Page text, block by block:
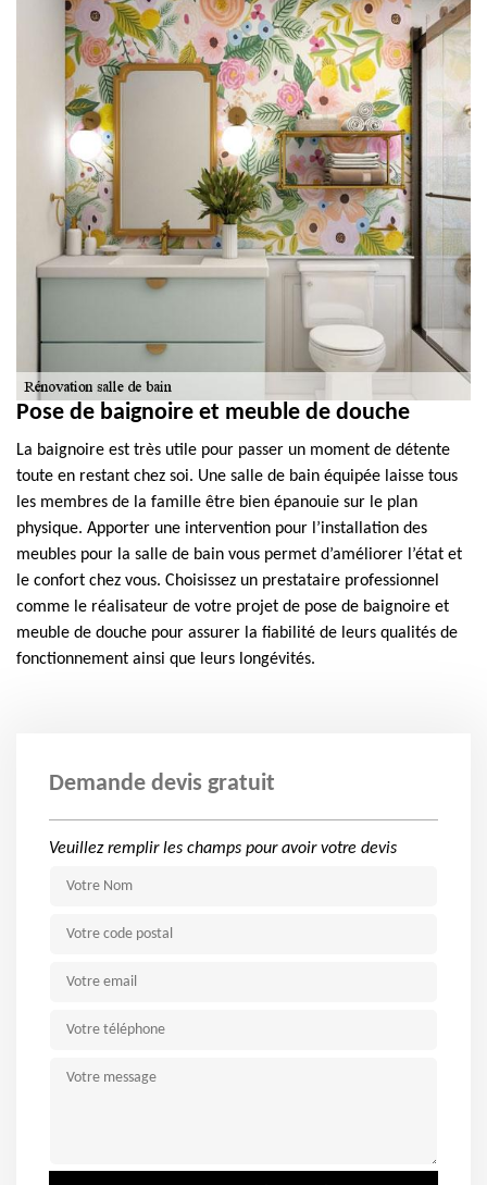
Pose de baignoire et meuble de douche
La baignoire est très utile pour passer un moment de détente
toute en restant chez soi. Une salle de bain équipée laisse tous
les membres de la famille être bien épanouie sur le plan
physique. Apporter une intervention pour l’installation des
meubles pour la salle de bain vous permet d’améliorer l’état et
le confort chez vous. Choisissez un prestataire professionnel
comme le réalisateur de votre projet de pose de baignoire et
meuble de douche pour assurer la fiabilité de leurs qualités de
fonctionnement ainsi que leurs longévités.
Demande devis gratuit
Veuillez remplir les champs pour avoir votre devis